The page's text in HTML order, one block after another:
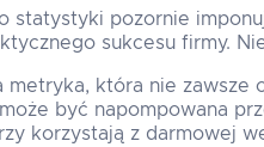
statystyki pozornie
sukcesu firmy.
metryka, która nie zawsze
być napompowana
korzystają z darmowej